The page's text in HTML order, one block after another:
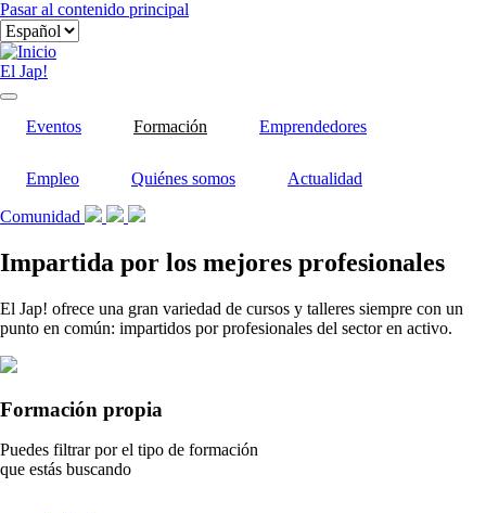
Pasar al contenido principal
El Jap!
Eventos Formación Emprendedores
Empleo Quiénes somos Actualidad
Comunidad
Impartida por los mejores profesionales
El Jap! ofrece una gran variedad de cursos y talleres siempre con un
punto en común: impartidos por profesionales del sector en activo.
Formación propia
Puedes filtrar por el tipo de formación
que estás buscando